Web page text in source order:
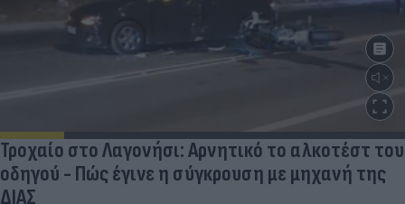
Τροχαίο στο Λαγονήσι: Αρνητικό το αλκοτέστ του
οδηγού - Πώς έγινε η σύγκρουση με μηχανή της
ΔΙΑΣ